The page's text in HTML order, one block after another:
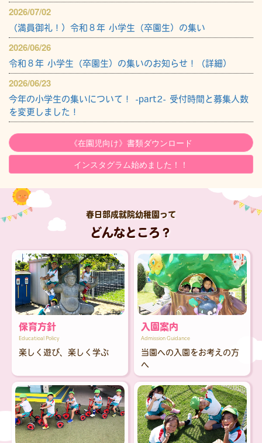
2026/07/02
（満員御礼！）令和８年 小学生（卒園生）の集い
2026/06/26
令和８年 小学生（卒園生）の集いのお知らせ！（詳細）
2026/06/23
今年の小学生の集いについて！ -part2- 受付時間と募集人数
を変更しました！
《在園児向け》書類ダウンロード
インスタグラム始めました！！
春日部成就院幼稚園って
どんなところ？
保育方針
Educatioal Policy
楽しく遊び、楽しく学ぶ
入園案内
Admission Guidance
当園への入園をお考えの方
へ